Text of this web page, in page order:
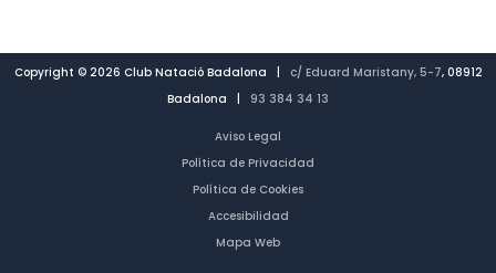
Copyright © 2026 Club Natació Badalona | c/ Eduard Maristany, 5-7, 08912
Badalona | 93 384 34 13
Aviso Legal
Política de Privacidad
Política de Cookies
Accesibilidad
Mapa Web